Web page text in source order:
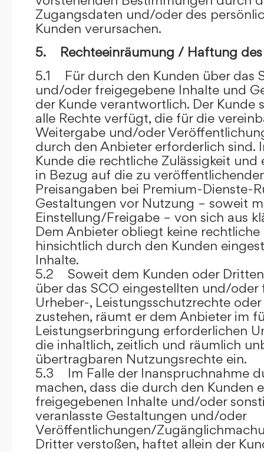
Zugangsdaten und/oder des
Kunden verursachen.
5. Rechteeinräumung / Haftung des
5.1 Für durch den Kunden über das
und/oder freigegebene Inhalte und
der Kunde verantwortlich. Der Kunde
alle Rechte verfügt, die für die
Weitergabe und/oder
durch den Anbieter erforderlich sind.
Kunde die rechtliche Zulässigkeit
in Bezug auf die zu
Preisangaben bei Premium-Dienste-
Gestaltungen vor Nutzung – soweit
Einstellung/Freigabe – von sich aus
Dem Anbieter obliegt keine
hinsichtlich durch den Kunden
Inhalte.
5.2 Soweit dem Kunden oder
über das SCO eingestellten und/
Urheber-, Leistungsschutzrechte
zustehen, räumt er dem Anbieter im
Leistungserbringung erforderlichen
die inhaltlich, zeitlich und räumlich
übertragbaren Nutzungsrechte ein.
5.3 Im Falle der Inanspruchnahme
machen, dass die durch den Kunden
freigegebenen Inhalte und/oder
veranlasste Gestaltungen und/oder
Veröffentlichungen/
Dritter verstoßen, haftet allein der